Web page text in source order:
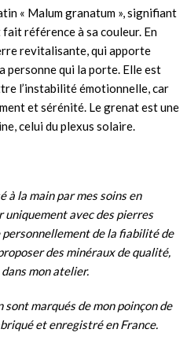
« Malum granatum », signifiant
fait référence à sa couleur. En
revitalisante, qui apporte
personne qui la porte. Elle est
l’instabilité émotionnelle, car
et sérénité. Le grenat est une
celui du plexus solaire.
à la main par mes soins en
uniquement avec des pierres
personnellement de la fiabilité de
des minéraux de qualité,
mon atelier.
sont marqués de monpoinçon de
et enregistré en France.